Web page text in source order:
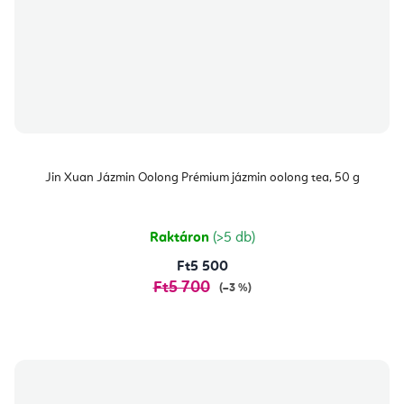
Jin Xuan Jázmin Oolong Prémium jázmin oolong tea, 50 g
Raktáron (>5 db)
Ft5 500
Ft5 700 (–3 %)